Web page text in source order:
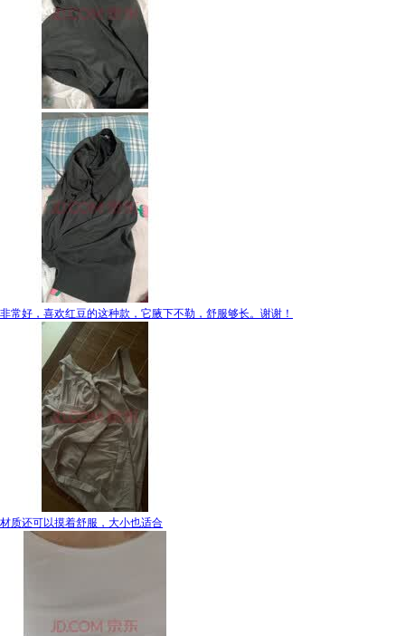
非常好，喜欢红豆的这种款，它腋下不勒，舒服够长。谢谢！
材质还可以摸着舒服，大小也适合